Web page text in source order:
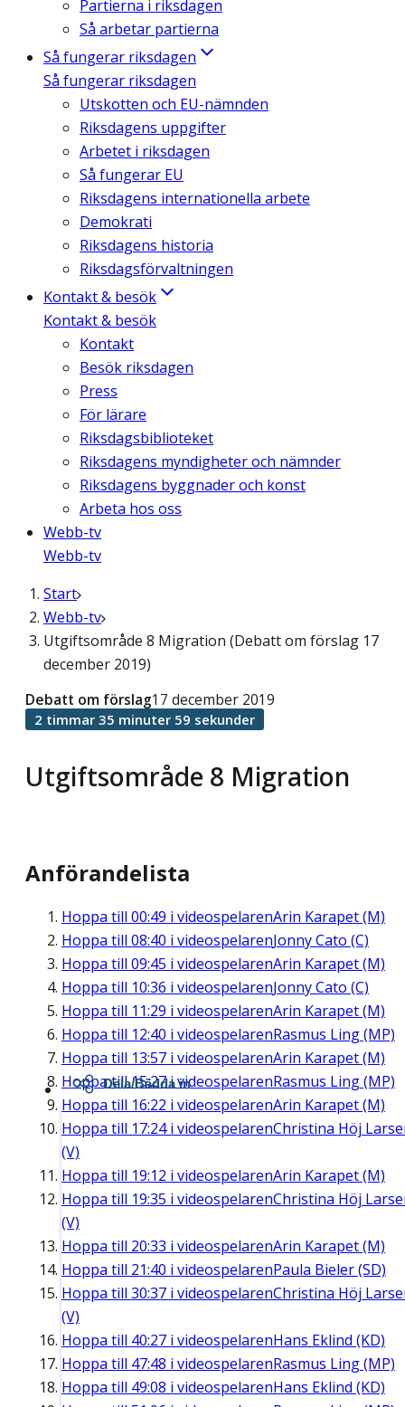
Partierna i riksdagen
Så arbetar partierna
Så fungerar riksdagen
Så fungerar riksdagen
Utskotten och EU-nämnden
Riksdagens uppgifter
Arbetet i riksdagen
Så fungerar EU
Riksdagens internationella arbete
Demokrati
Riksdagens historia
Riksdagsförvaltningen
Kontakt & besök
Kontakt & besök
Kontakt
Besök riksdagen
Press
För lärare
Riksdagsbiblioteket
Riksdagens myndigheter och nämnder
Riksdagens byggnader och konst
Arbeta hos oss
Webb-tv
Webb-tv
Start
Webb-tv
Utgiftsområde 8 Migration (Debatt om förslag 17
december 2019)
Utgiftsområde 8 Migration
Debatt om förslag17 december 2019
2 timmar 35 minuter 59 sekunder
Anförandelista
Hoppa till 00:49 i videospelarenArin Karapet (M)
Hoppa till 08:40 i videospelarenJonny Cato (C)
Hoppa till 09:45 i videospelarenArin Karapet (M)
Hoppa till 10:36 i videospelarenJonny Cato (C)
Hoppa till 11:29 i videospelarenArin Karapet (M)
Hoppa till 12:40 i videospelarenRasmus Ling (MP)
Hoppa till 13:57 i videospelarenArin Karapet (M)
Hoppa till15:27i videospelarenRasmus Ling (MP)
Hoppa till 16:22 i videospelarenArin Karapet (M)
Hoppa till 17:24i videospelarenChristina Höj
(V)
Hoppa till 19:12 i videospelarenArin Karapet (M)
Hoppa till 19:35 i videospelarenChristina Höj
(V)
Hoppa till 20:33 i videospelarenArin Karapet (M)
Hoppa till 21:40 i videospelarenPaula Bieler (SD)
Hoppa till 30:37 i videospelarenChristina Höj
(V)
Hoppa till 40:27 i videospelarenHans Eklind (KD)
Hoppa till 47:48 i videospelarenRasmus Ling (MP)
Hoppa till 49:08 i videospelarenHans Eklind (KD)
Dela/Bädda in